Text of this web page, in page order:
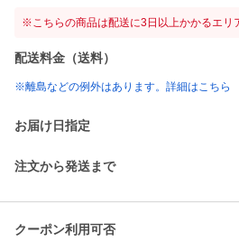
※こちらの商品は配送に3日以上かかるエリ
配送料金（送料）
※離島などの例外はあります。詳細はこちら
お届け日指定
注文から発送まで
クーポン利用可否